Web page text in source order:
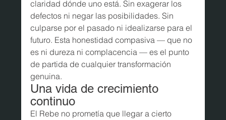
claridad dónde uno está. Sin exagerar los
defectos ni negar las posibilidades. Sin
culparse por el pasado ni idealizarse para el
futuro. Esta honestidad compasiva — que no
es ni dureza ni complacencia — es el punto
de partida de cualquier transformación
genuina.
Una vida de crecimiento
continuo
El Rebe no prometía que llegar a cierto